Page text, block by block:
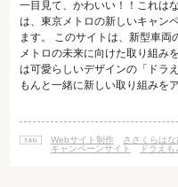
一目見て、かわいい！！これは
は、東京メトロの新しいキャン
ます。 このサイトは、新型車
メトロの未来に向けた取り組み
は可愛らしいデザインの「ドラ
もんと一緒に新しい取り組みを
てわかりやすく紹介されていま
SEOを意識しなければ、キャン
Webサイト制作 ささくらはな
キャンペーンサイト
ドラえも